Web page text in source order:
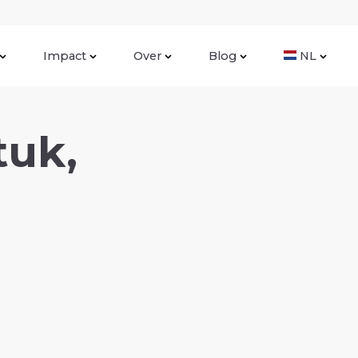
Impact Over Blog NL